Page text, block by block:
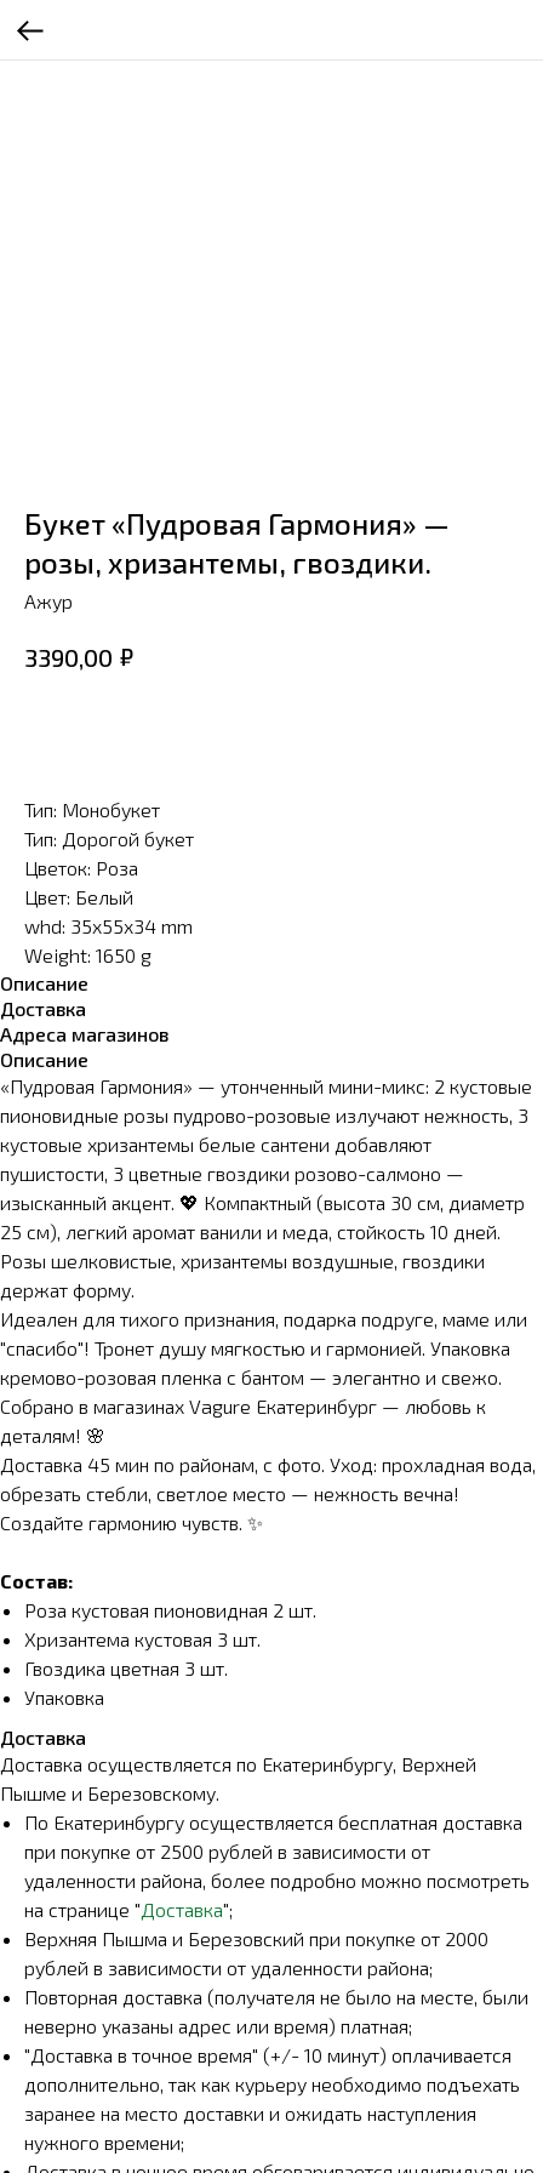
Букет «Пудровая Гармония» —
розы, хризантемы, гвоздики.
Ажур
3390,00 ₽
Тип: Монобукет
Тип: Дорогой букет
Цветок: Роза
Цвет: Белый
whd: 35x55x34 mm
Weight: 1650 g
Описание
Доставка
Адреса магазинов
Описание
«Пудровая Гармония» — утонченный мини-микс: 2 кустовые
пионовидные розы пудрово-розовые излучают нежность, 3
кустовые хризантемы белые сантени добавляют
пушистости, 3 цветные гвоздики розово-салмоно —
изысканный акцент. 💖 Компактный (высота 30 см, диаметр
25 см), легкий аромат ванили и меда, стойкость 10 дней.
Розы шелковистые, хризантемы воздушные, гвоздики
держат форму.
Идеален для тихого признания, подарка подруге, маме или
"спасибо"! Тронет душу мягкостью и гармонией. Упаковка
кремово-розовая пленка с бантом — элегантно и свежо.
Собрано в магазинах Vagure Екатеринбург — любовь к
деталям! 🌸
Доставка 45 мин по районам, с фото. Уход: прохладная вода,
обрезать стебли, светлое место — нежность вечна!
Создайте гармонию чувств. ✨
Состав:
Роза кустовая пионовидная 2 шт.
Хризантема кустовая 3 шт.
Гвоздика цветная 3 шт.
Упаковка
Доставка
Доставка осуществляется по Екатеринбургу, Верхней
Пышме и Березовскому.
По Екатеринбургу осуществляется бесплатная доставка
при покупке от 2500 рублей в зависимости от
удаленности района, более подробно можно посмотреть
на странице "Доставка";
Верхняя Пышма и Березовский при покупке от 2000
рублей в зависимости от удаленности района;
Повторная доставка (получателя не было на месте, были
неверно указаны адрес или время) платная;
"Доставка в точное время" (+/- 10 минут) оплачивается
дополнительно, так как курьеру необходимо подъехать
заранее на место доставки и ожидать наступления
нужного времени;